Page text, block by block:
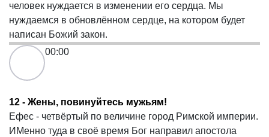
человек нуждается в изменении его сердца. Мы
нуждаемся в обновлённом сердце, на котором будет
написан Божий закон.
00:00
12 - Жены, повинуйтесь мужьям!
Ефес - четвёртый по величине город Римской империи.
ИМенно туда в своё время Бог направил апостола